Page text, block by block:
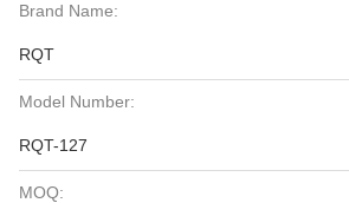
Brand Name:
RQT
Model Number:
RQT-127
MOQ: